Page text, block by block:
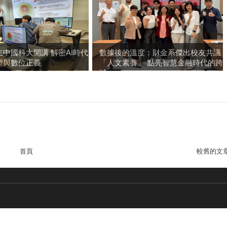
中國科大開講 解密AI時代
與數位正義
數據後的溫度：財金系傑出校友共議
「人文素養」 點亮智慧金融時代的跨
域...
較舊的文
首頁